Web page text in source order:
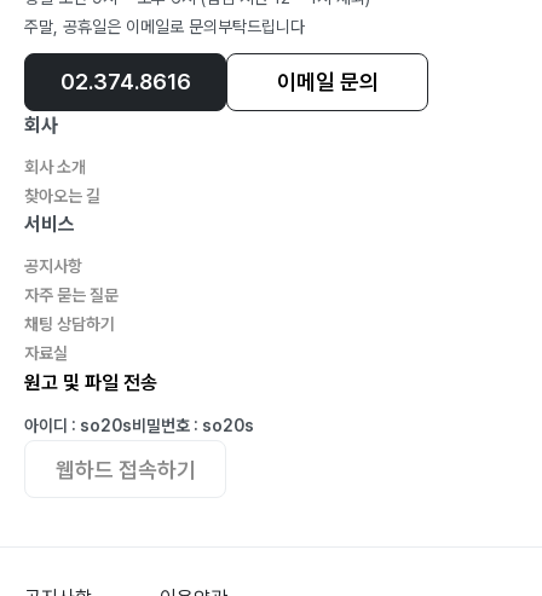
주말, 공휴일은 이메일로 문의부탁드립니다
02.374.8616 이메일 문의
회사
회사 소개
찾아오는 길
서비스
공지사항
자주 묻는 질문
채팅 상담하기
자료실
원고 및 파일 전송
아이디 : so20s비밀번호 : so20s
웹하드 접속하기